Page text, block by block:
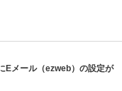
Eメール（ezweb）の設定が